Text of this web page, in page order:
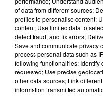
Flash infos
Crédit :Flash infos
of data from different sources;
profiles to personalise content;
content; Use limited data to
detect fraud, and fix errors;
Save and communicate privacy
process personal data such as
following functionalities: Identify
requested; Use precise
other data sources; Link
information transmitted